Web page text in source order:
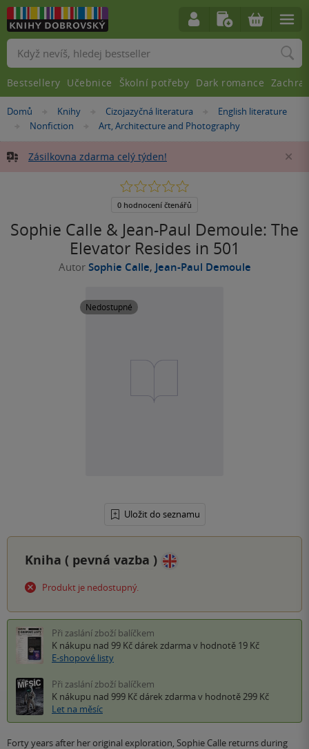
Nacházíte
Domů »Knihy »Cizojazyčná literatura »English literature
»
Nonfiction »Art, Architecture and Photography
Zásilkovna zdarma celý týden!
Sophie Calle & Jean-Paul Demoule: The
Elevator Resides in 501
Autor Sophie Calle, Jean-Paul Demoule
Nedostupné
Uložit do seznamu
0.0
5
0 hodnocení čtenářů
Kniha ( pevná vazba )
Produkt je nedostupný.
Při zaslání zboží balíčkem
K nákupu nad 99 Kč dárek zdarma v hodnotě 19 Kč
E-shopové listy
Při zaslání zboží balíčkem
K nákupu nad 999 Kč dárek zdarma v hodnotě 299 Kč
Let na měsíc
Forty years after her original exploration, Sophie Calle returns during
Vyhledávání
Bestsellery Učebnice Školní potřeby Dark romance